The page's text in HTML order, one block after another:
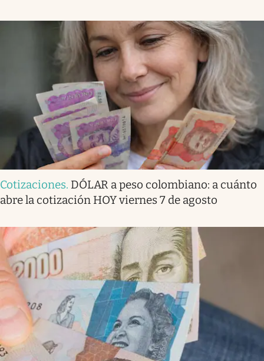
Cotizaciones. DÓLAR a peso colombiano: a cuánto
abre la cotización HOY viernes 7 de agosto